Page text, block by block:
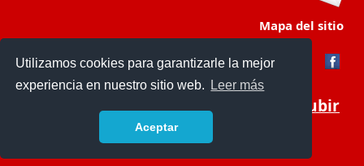
Utilizamos cookies para garantizarle la mejor
experiencia en nuestro sitio web.
Leer más
Aceptar
Mapa del sitio
Subir